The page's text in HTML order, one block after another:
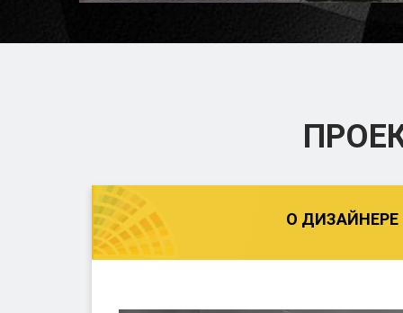
О ДИЗАЙНЕРЕ